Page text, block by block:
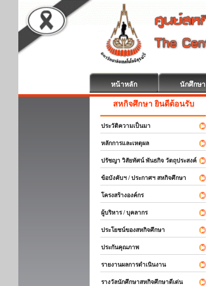
หน้าหลัก นักศึกษา
สหกิจศึกษา ยินดีต้อนรับ
ประวัติความเป็นมา
หลักการและเหตุผล
ปรัชญา วิสัยทัศน์ พันธกิจ วัตถุประสงค์
ข้อบังคับฯ / ประกาศฯ สหกิจศึกษา
โครงสร้างองค์กร
ผู้บริหาร / บุคลากร
ประโยชน์ของสหกิจศึกษา
ประกันคุณภาพ
รายงานผลการดำเนินงาน
รางวัลนักศึกษาสหกิจศึกษาดีเด่น